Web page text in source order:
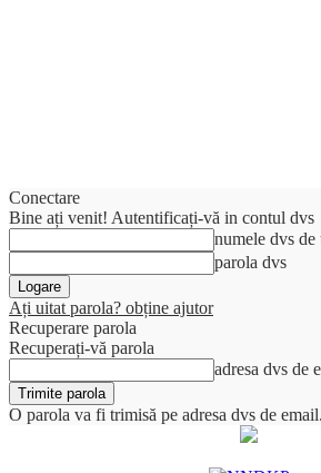
Conectare
Bine ați venit! Autentificați-vă in contul dvs
numele dvs
parola dvs
Ați uitat parola? obține ajutor
Recuperare parola
Recuperați-vă parola
adresa dvs de
O parola va fi trimisă pe adresa dvs de email.